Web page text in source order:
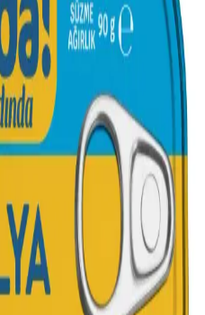
Tüketimi: Besin
açısından zengin, ekonomik
ve sağlıklı öğünler hazırlamak
edilmesi gerekenler bu
Sardalya 275g: Lezzetli
doğal içerikleri ve lezzetiyle
kapağı ve küçük boyutlarıyla
sağlıyor.
Keyfi: Taze Lezzet ve